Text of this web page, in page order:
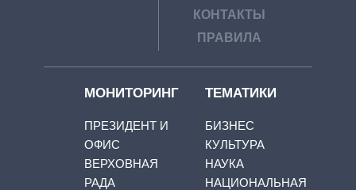
КОНТАКТЫ
ПРАВИЛА
МОНИТОРИНГ
ПРЕЗИДЕНТ И
ОФИС
ВЕРХОВНАЯ
РАДА
ТЕМАТИКИ
БИЗНЕС
КУЛЬТУРА
НАУКА
НАЦИОНАЛЬНАЯ